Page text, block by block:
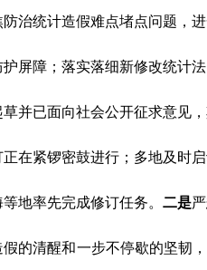
治统计造假难点堵点问题，
屏障；落实落细新修改统计
并已面向社会公开征求意见
在紧锣密鼓进行；多地及时
地率先完成修订任务。二是
的清醒和一步不停歇的坚韧